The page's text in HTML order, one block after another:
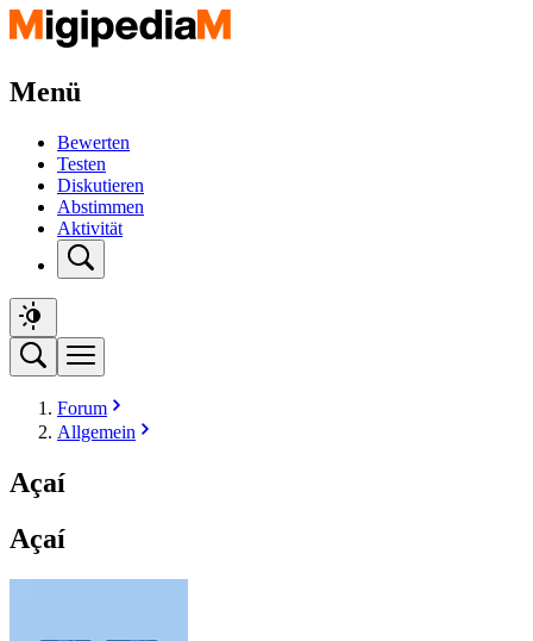
Menü
Bewerten
Testen
Diskutieren
Abstimmen
Aktivität
Forum
Allgemein
Açaí
Açaí